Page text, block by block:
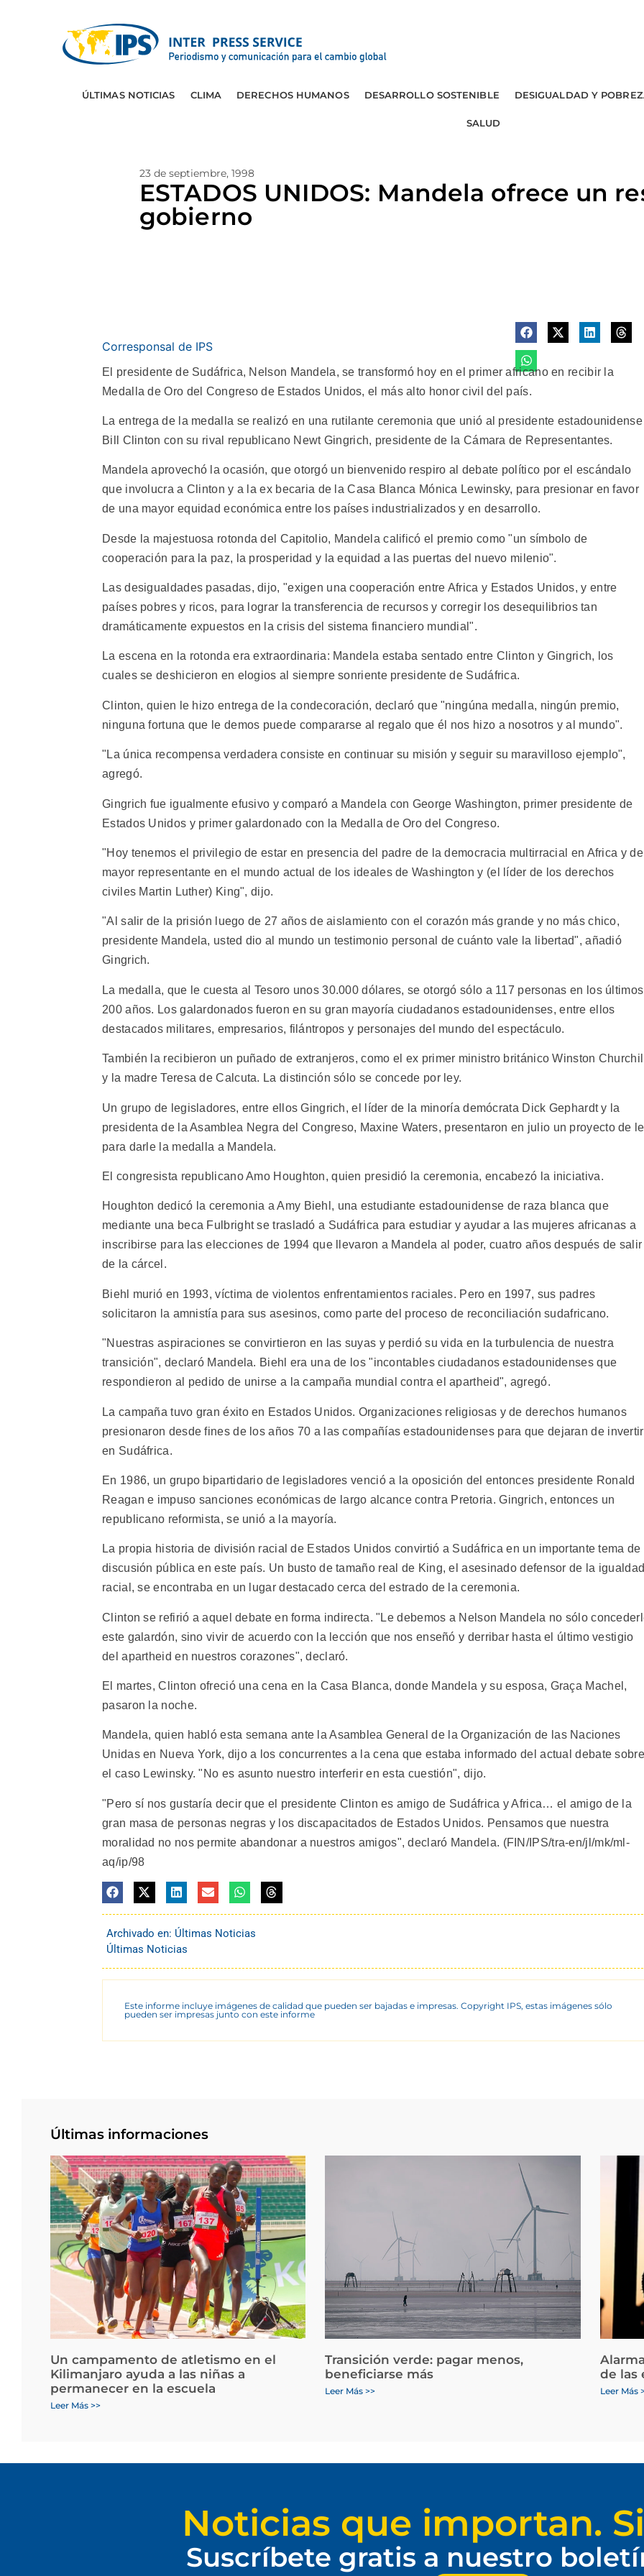
ÚLTIMAS NOTICIAS CLIMA DERECHOS HUMANOS DESARROLLO SOSTENIBLE DESIGUALDAD Y
SALUD
23 de septiembre, 1998
ESTADOS UNIDOS: Mandela ofrece un
gobierno
Corresponsal de IPS
El presidente de Sudáfrica, Nelson Mandela, se transformó hoy en el primer africano en recibir la
Medalla de Oro del Congreso de Estados Unidos, el más alto honor civil del país.
La entrega de la medalla se realizó en una rutilante ceremonia que unió al presidente estadounidense
Bill Clinton con su rival republicano Newt Gingrich, presidente de la Cámara de Representantes.
Mandela aprovechó la ocasión, que otorgó un bienvenido respiro al debate político por el escándalo
que involucra a Clinton y a la ex becaria de la Casa Blanca Mónica Lewinsky, para presionar en favor
de una mayor equidad económica entre los países industrializados y en desarrollo.
Desde la majestuosa rotonda del Capitolio, Mandela calificó el premio como "un símbolo de
cooperación para la paz, la prosperidad y la equidad a las puertas del nuevo milenio".
Las desigualdades pasadas, dijo, "exigen una cooperación entre Africa y Estados Unidos, y entre
países pobres y ricos, para lograr la transferencia de recursos y corregir los desequilibrios tan
dramáticamente expuestos en la crisis del sistema financiero mundial".
La escena en la rotonda era extraordinaria: Mandela estaba sentado entre Clinton y Gingrich, los
cuales se deshicieron en elogios al siempre sonriente presidente de Sudáfrica.
Clinton, quien le hizo entrega de la condecoración, declaró que "ningúna medalla, ningún premio,
ninguna fortuna que le demos puede compararse al regalo que él nos hizo a nosotros y al mundo".
"La única recompensa verdadera consiste en continuar su misión y seguir su maravilloso ejemplo",
agregó.
Gingrich fue igualmente efusivo y comparó a Mandela con George Washington, primer presidente de
Estados Unidos y primer galardonado con la Medalla de Oro del Congreso.
"Hoy tenemos el privilegio de estar en presencia del padre de la democracia multirracial en Africa y
mayor representante en el mundo actual de los ideales de Washington y (el líder de los derechos
civiles Martin Luther) King", dijo.
"Al salir de la prisión luego de 27 años de aislamiento con el corazón más grande y no más chico,
presidente Mandela, usted dio al mundo un testimonio personal de cuánto vale la libertad", añadió
Gingrich.
La medalla, que le cuesta al Tesoro unos 30.000 dólares, se otorgó sólo a 117 personas en los últimos
200 años. Los galardonados fueron en su gran mayoría ciudadanos estadounidenses, entre ellos
destacados militares, empresarios, filántropos y personajes del mundo del espectáculo.
También la recibieron un puñado de extranjeros, como el ex primer ministro británico Winston
y la madre Teresa de Calcuta. La distinción sólo se concede por ley.
Un grupo de legisladores, entre ellos Gingrich, el líder de la minoría demócrata Dick Gephardt y la
presidenta de la Asamblea Negra del Congreso, Maxine Waters, presentaron en julio un proyecto de
para darle la medalla a Mandela.
El congresista republicano Amo Houghton, quien presidió la ceremonia, encabezó la iniciativa.
Houghton dedicó la ceremonia a Amy Biehl, una estudiante estadounidense de raza blanca que
mediante una beca Fulbright se trasladó a Sudáfrica para estudiar y ayudar a las mujeres africanas a
inscribirse para las elecciones de 1994 que llevaron a Mandela al poder, cuatro años después de salir
de la cárcel.
Biehl murió en 1993, víctima de violentos enfrentamientos raciales. Pero en 1997, sus padres
solicitaron la amnistía para sus asesinos, como parte del proceso de reconciliación sudafricano.
"Nuestras aspiraciones se convirtieron en las suyas y perdió su vida en la turbulencia de nuestra
transición", declaró Mandela. Biehl era una de los "incontables ciudadanos estadounidenses que
respondieron al pedido de unirse a la campaña mundial contra el apartheid", agregó.
La campaña tuvo gran éxito en Estados Unidos. Organizaciones religiosas y de derechos humanos
presionaron desde fines de los años 70 a las compañías estadounidenses para que dejaran de invertir
en Sudáfrica.
En 1986, un grupo bipartidario de legisladores venció a la oposición del entonces presidente Ronald
Reagan e impuso sanciones económicas de largo alcance contra Pretoria. Gingrich, entonces un
republicano reformista, se unió a la mayoría.
La propia historia de división racial de Estados Unidos convirtió a Sudáfrica en un importante tema de
discusión pública en este país. Un busto de tamaño real de King, el asesinado defensor de la
racial, se encontraba en un lugar destacado cerca del estrado de la ceremonia.
Clinton se refirió a aquel debate en forma indirecta. "Le debemos a Nelson Mandela no sólo
este galardón, sino vivir de acuerdo con la lección que nos enseñó y derribar hasta el último vestigio
del apartheid en nuestros corazones", declaró.
El martes, Clinton ofreció una cena en la Casa Blanca, donde Mandela y su esposa, Graça Machel,
pasaron la noche.
Mandela, quien habló esta semana ante la Asamblea General de la Organización de las Naciones
Unidas en Nueva York, dijo a los concurrentes a la cena que estaba informado del actual debate sobre
el caso Lewinsky. "No es asunto nuestro interferir en esta cuestión", dijo.
"Pero sí nos gustaría decir que el presidente Clinton es amigo de Sudáfrica y Africa… el amigo de la
gran masa de personas negras y los discapacitados de Estados Unidos. Pensamos que nuestra
moralidad no nos permite abandonar a nuestros amigos", declaró Mandela. (FIN/IPS/tra-en/jl/mk/ml-
aq/ip/98
Archivado en: Últimas Noticias
Últimas Noticias
Este informe incluye imágenes de calidad que pueden ser bajadas e impresas. Copyright IPS, estas imágenes sólo
pueden ser impresas junto con este informe
Últimas informaciones
Un campamento de atletismo en el
Kilimanjaro ayuda a las niñas a
permanecer en la escuela
Leer Más >>
Transición verde: pagar menos,
beneficiarse más
Leer Más >>
de las
Leer Más
Noticias que importan.
Suscríbete gratis a nuestro